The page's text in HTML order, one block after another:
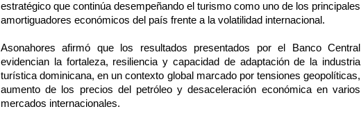
estratégico que continúa desempeñando el turismo como uno de los principales
amortiguadores económicos del país frente a la volatilidad internacional.
Asonahores afirmó que los resultados presentados por el Banco Central
evidencian la fortaleza, resiliencia y capacidad de adaptación de la industria
turística dominicana, en un contexto global marcado por tensiones geopolíticas,
aumento de los precios del petróleo y desaceleración económica en varios
mercados internacionales.